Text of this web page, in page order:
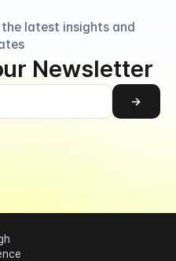
latest insights and
Newsletter
→